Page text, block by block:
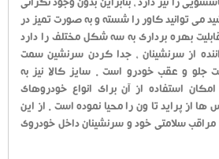
را نیز دارد ، بنابراین بدون وجود نگرانی
می توانید کاور را شسته و به صورت تمیز در
قابلیت بهره برداری به سه شکل مختلف را دارد
از سرنشینان ، جدا کردن سرنشین سمت
و عقب خودرو است . سایز کالا نیز به
استفاده از آن برای انواع خودروهای
از پراید تا ون را محیا نموده است . از این
مراقب سلامتی خود و سرنشینان داخل خودروی